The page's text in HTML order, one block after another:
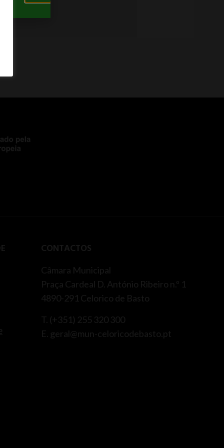
CONTACTOS
Câmara Municipal
Praça Cardeal D. António Ribeiro n.º 1
4890-291 Celorico de Basto
T. (+351) 255 320 300
E. geral@mun-celoricodebasto.pt